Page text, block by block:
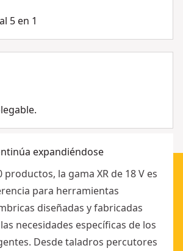
de su clase", "EXTRACCIÓN DE
visión", "BLOQUEO DE LA
la profundidad sin perder la
con plantillas", "DUAL LED :
mayor precisión"]
5 en 1
expandiéndose
productos, la gama XR de 18 V es
para herramientas
diseñadas y fabricadas
necesidades específicas de los
Desde taladros percutores